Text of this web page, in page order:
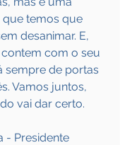
que temos que
desanimar. E,
com o seu
sempre de portas
Vamos juntos,
vai dar certo.
- Presidente